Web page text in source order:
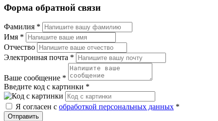
Форма обратной связи
Фамилия *
Имя *
Отчество
Электронная почта *
Ваше сообщение *
Введите код с картинки *
Я согласен с обработкой персональных данных *
Отправить